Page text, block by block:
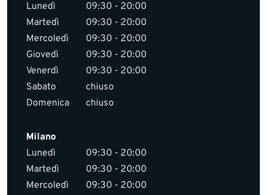
Lunedì
09:30 - 20:00
Martedì
09:30 - 20:00
Mercoledì
09:30 - 20:00
Giovedì
09:30 - 20:00
Venerdì
09:30 - 20:00
Sabato
chiuso
Domenica
chiuso
Milano
Lunedì
09:30 - 20:00
Martedì
09:30 - 20:00
Mercoledì
09:30 - 20:00